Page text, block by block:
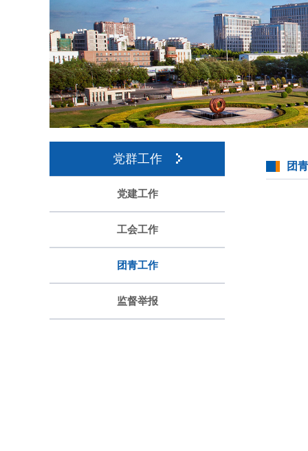
党群工作
党建工作
工会工作
团青工作
监督举报
团